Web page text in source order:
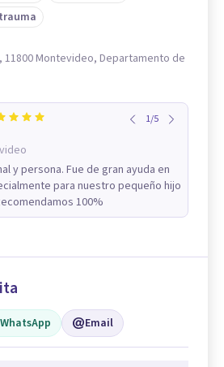
11800 Montevideo, Departamento de
1/5
y persona. Fue de gran ayuda en
para nuestro pequeño hijo
100%
WhatsApp Email